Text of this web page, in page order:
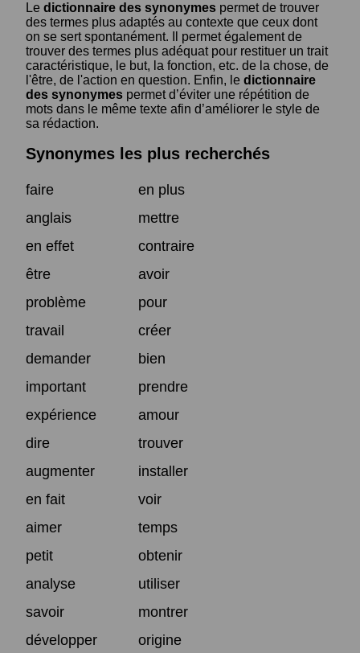
Le dictionnaire des synonymes permet de trouver
des termes plus adaptés au contexte que ceux dont
on se sert spontanément. Il permet également de
trouver des termes plus adéquat pour restituer un trait
caractéristique, le but, la fonction, etc. de la chose, de
l'être, de l'action en question. Enfin, le dictionnaire
des synonymes permet d’éviter une répétition de
mots dans le même texte afin d’améliorer le style de
sa rédaction.
Synonymes les plus recherchés
faire
en plus
anglais
mettre
en effet
contraire
être
avoir
problème
pour
travail
créer
demander
bien
important
prendre
expérience
amour
dire
trouver
augmenter
installer
en fait
voir
aimer
temps
petit
obtenir
analyse
utiliser
savoir
montrer
développer
origine